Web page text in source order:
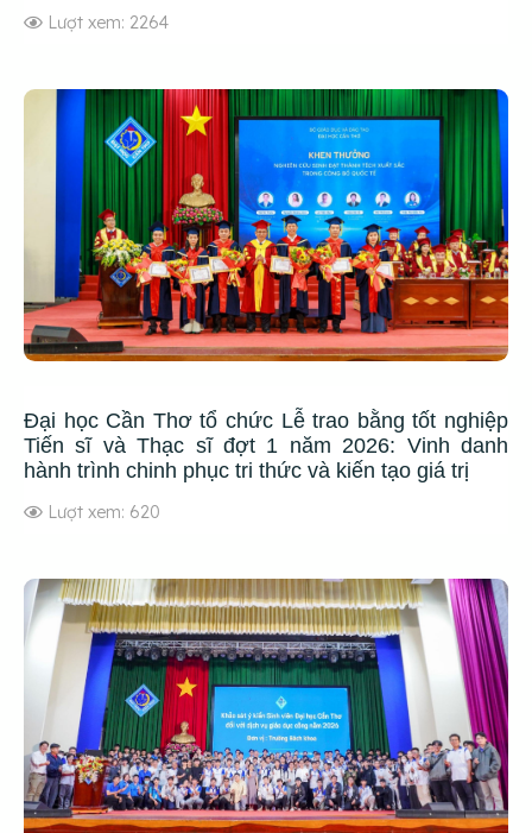
Lượt xem: 2264
Đại học Cần Thơ tổ chức Lễ trao bằng tốt nghiệp
Tiến sĩ và Thạc sĩ đợt 1 năm 2026: Vinh danh
hành trình chinh phục tri thức và kiến tạo giá trị
Lượt xem: 620